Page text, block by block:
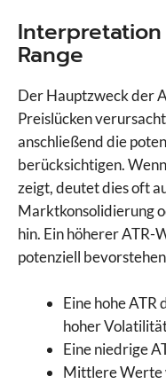
Range
Der Hauptzweck der
Preislücken
anschließend die
berücksichtigen.
zeigt, deutet dies oft
Marktkonsolidierung
hin. Ein höherer ATR-
potenziell
Eine hohe
hoher
Eine niedrige
Mittlere Werte